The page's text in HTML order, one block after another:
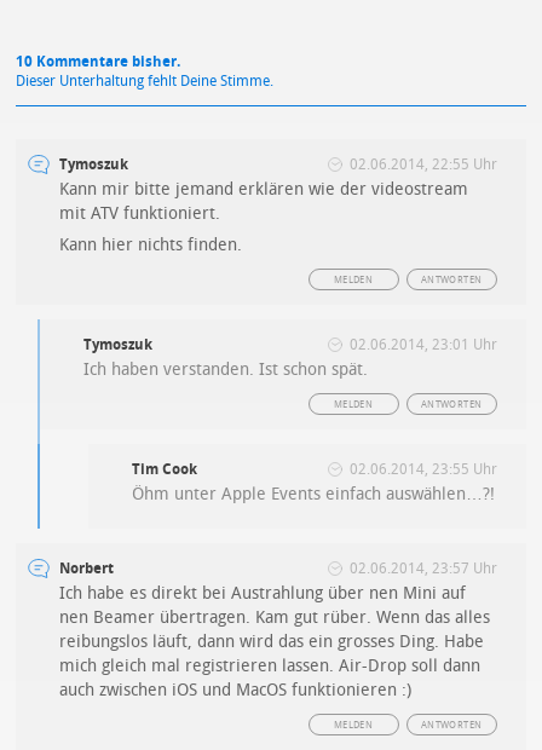
10 Kommentare bisher.
Dieser Unterhaltung fehlt Deine Stimme.
Tymoszuk 02.06.2014, 22:55 Uhr
Kann mir bitte jemand erklären wie der videostream
mit ATV funktioniert.
Kann hier nichts finden.
ANTWORTEN
MELDEN
Tymoszuk 02.06.2014, 23:01 Uhr
Ich haben verstanden. Ist schon spät.
ANTWORTEN
MELDEN
Tim Cook 02.06.2014, 23:55 Uhr
Öhm unter Apple Events einfach auswählen…?!
Norbert 02.06.2014, 23:57 Uhr
Ich habe es direkt bei Austrahlung über nen Mini auf
nen Beamer übertragen. Kam gut rüber. Wenn das alles
reibungslos läuft, dann wird das ein grosses Ding. Habe
mich gleich mal registrieren lassen. Air-Drop soll dann
auch zwischen iOS und MacOS funktionieren :)
ANTWORTEN
MELDEN